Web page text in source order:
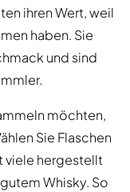
ihren Wert, weil
haben. Sie
und sind
möchten,
Sie Flaschen
viele hergestellt
Whisky. So